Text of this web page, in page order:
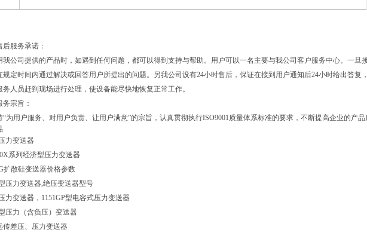
后服务承诺：
我公司提供的产品时，如遇到任何问题，都可以得到支持与帮助。用户可以一名主要与我公司客户服务中心。一旦
规定时间内通过解决或回答用户所提出的问题。另我公司设有24小时售后，保证在接到用户通知后24小时给出答复
务人员赶到现场进行处理，使设备能尽快地恢复正常工作。
宗旨：
“为用户服务、对用户负责、让用户满意”的宗旨，认真贯彻执行ISO9001质量体系标准的要求，不断提高企业的产品
力变送器
系列经济型压力变送器
扩散硅变送器价格参数
压力变送器,绝压变送器型号
力变送器，1151GP型电容式压力变送器
压力（含负压）变送器
传差压、压力变送器